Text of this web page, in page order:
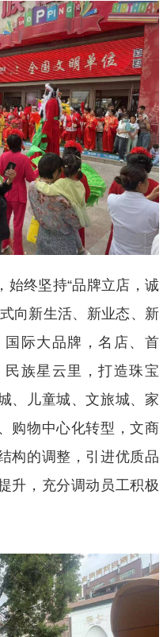
始终坚持“品牌立店，诚
向新生活、新业态、新
际大品牌，名店、首
族星云里，打造珠宝
、儿童城、文旅城、家
购物中心化转型，文商
构的调整，引进优质品
升，充分调动员工积极